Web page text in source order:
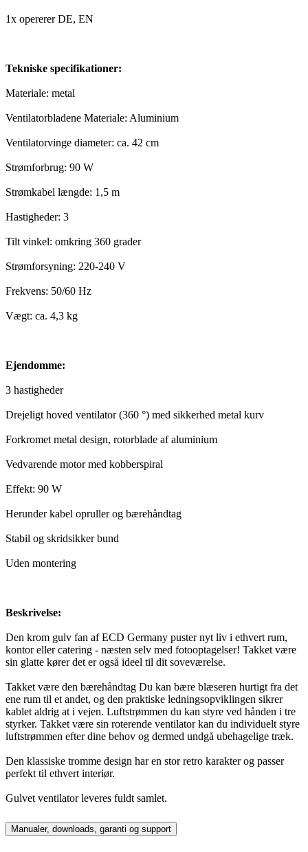
1x opererer DE, EN
Tekniske specifikationer:
Materiale: metal
Ventilatorbladene Materiale: Aluminium
Ventilatorvinge diameter: ca. 42 cm
Strømforbrug: 90 W
Strømkabel længde: 1,5 m
Hastigheder: 3
Tilt vinkel: omkring 360 grader
Strømforsyning: 220-240 V
Frekvens: 50/60 Hz
Vægt: ca. 4,3 kg
Ejendomme:
3 hastigheder
Drejeligt hoved ventilator (360 °) med sikkerhed metal kurv
Forkromet metal design, rotorblade af aluminium
Vedvarende motor med kobberspiral
Effekt: 90 W
Herunder kabel opruller og bærehåndtag
Stabil og skridsikker bund
Uden montering
Beskrivelse:
Den krom gulv fan af ECD Germany puster nyt liv i ethvert rum,
kontor eller catering - næsten selv med fotooptagelser! Takket være
sin glatte kører det er også ideel til dit soveværelse.
Takket være den bærehåndtag Du kan bære blæseren hurtigt fra det
ene rum til et andet, og den praktiske ledningsopviklingen sikrer
kablet aldrig at i vejen. Luftstrømmen du kan styre ved hånden i tre
styrker. Takket være sin roterende ventilator kan du individuelt styre
luftstrømmen efter dine behov og dermed undgå ubehagelige træk.
Den klassiske tromme design har en stor retro karakter og passer
perfekt til ethvert interiør.
Gulvet ventilator leveres fuldt samlet.
Manualer, downloads, garanti og support